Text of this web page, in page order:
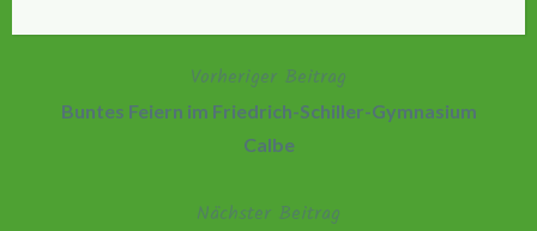
BeitragsnavigationVorheriger Beitrag
Buntes Feiern im Friedrich-Schiller-Gymnasium
Calbe
Nächster Beitrag